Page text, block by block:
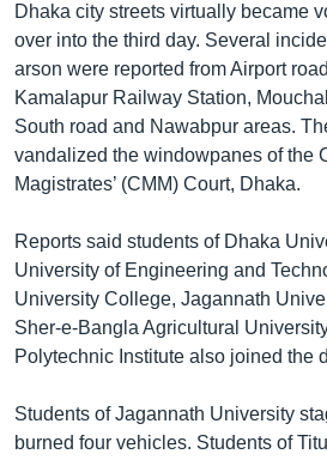
যানবিশ্ব
ভারত
দক্ষিণ-এশিয়া
সম্পাদকীয়
টেলিভিশন
ভিডিও
Learning English
FOLLOW US
Dhaka city streets virtually became
over into the third day. Several
arson were reported from Airport
Kamalapur Railway Station,
South road and Nawabpur areas.
vandalized the windowpanes of the
Magistrates’ (CMM) Court, Dhaka.
Reports said students of Dhaka
University of Engineering and
University College, Jagannath
Sher-e-Bangla Agricultural
Polytechnic Institute also joined the
Students of Jagannath University
burned four vehicles. Students of